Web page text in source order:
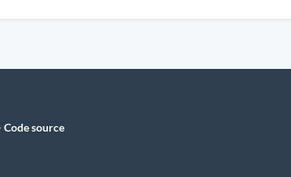
Code source